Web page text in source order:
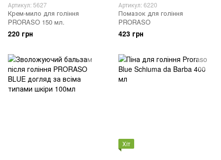
Артикул: 5627
Крем-мило для гоління
PRORASO 150 мл.
220 грн
Артикул: 6220
Помазок для гоління
PRORASO
423 грн
Хіт